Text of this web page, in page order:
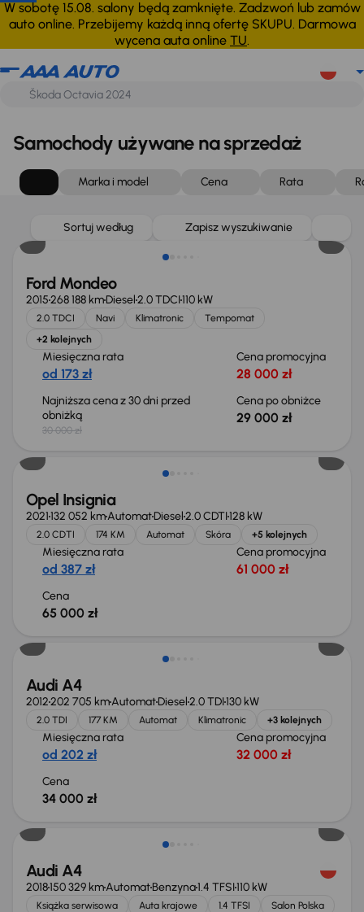
W sobotę 15.08. salony będą zamknięte. Zadzwoń lub zamów
auto online. Przebijemy każdą inną ofertę SKUPU. Darmowa
wycena auta online TU.
Samochody używane na sprzedaż
Marka i model Cena Rata
Sortuj według Zapisz wyszukiwanie
Taniej o 1 000 zł
Ford Mondeo
2015268 188 kmDiesel2.0 TDCI110 kW
2.0 TDCI Navi Klimatronic
Tempomat
+2 kolejnych
Miesięczna rata
od 173 zł
Cena promocyjna
28 000 zł
Najniższa cena z 30 dni przed
obniżką
30 000 zł
Cena po obniżce
29 000 zł
Opel Insignia
2021132 052 kmAutomatDiesel2.0 CDTI128 kW
2.0 CDTI 174 KM Automat Skóra +5 kolejnych
Miesięczna rata
od 387 zł
Cena promocyjna
61 000 zł
Cena
65 000 zł
Audi A4
2012202 705 kmAutomatDiesel2.0 TDI130 kW
2.0 TDI 177 KM Automat Klimatronic +3 kolejnych
Miesięczna rata
od 202 zł
Cena promocyjna
32 000 zł
Cena
34 000 zł
Audi A4
2018150 329 kmAutomatBenzyna1.4 TFSI110 kW
Książka serwisowa Auta krajowe 1.4 TFSI
Salon Polska